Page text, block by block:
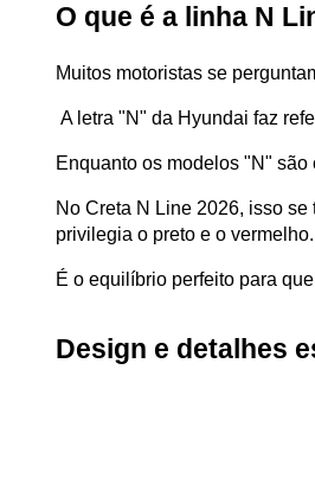
O que é a linha N
Muitos motoristas se
A letra "N" da Hyundai faz
Enquanto os modelos "N"
No Creta N Line 2026, isso
privilegia o preto e o vermelho.
É o equilíbrio perfeito para
Design e detalhes